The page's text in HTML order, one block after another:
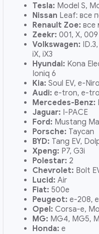
Tesla: Model S,
Nissan Leaf: все
Renault Zoe:все
Zeekr:001, X, 009
Volkswagen:
iX, iX3
Hyundai: Kona
Ioniq 6
Kia: Soul EV, e-
Audi:e-tron, e-
Mercedes-Benz:
Jaguar: I-PACE
Ford: Mustang
Porsche: Taycan
BYD: Tang EV,
Xpeng: P7, G3i
Polestar: 2
Chevrolet: Bolt
Lucid:Air
Fiat: 500e
Peugeot:e-208,
Opel:Corsa-e,
MG: MG4, MG5,
Honda:e